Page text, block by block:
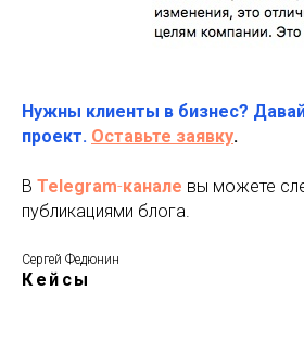
Нужны клиенты в бизнес?
проект. Оставьте заявку.
В Telegram-канале вы можете
публикациями блога.
Сергей Федюнин
Кейсы